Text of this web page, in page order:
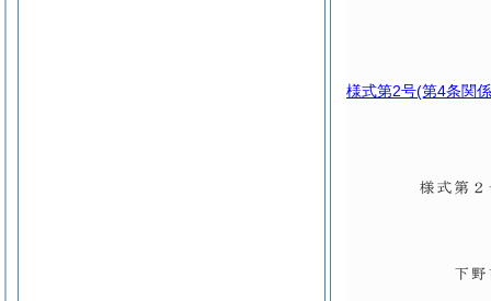
様式第2号(第4条関